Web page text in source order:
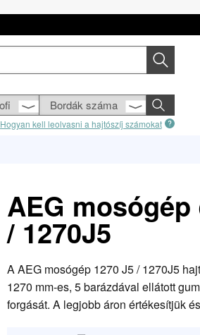
Hogyan kell leolvasni a hajtószíj számokat
AEG
/ 1270J5
A AEG mosógép 1270 J5 / 1270J5
1270 mm-es, 5 barázdával ellátott
forgását. A legjobb áron értékesítjük